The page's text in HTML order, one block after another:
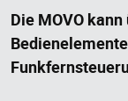
Die MOVO